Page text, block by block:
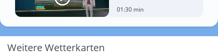
01:30 min
Weitere Wetterkarten